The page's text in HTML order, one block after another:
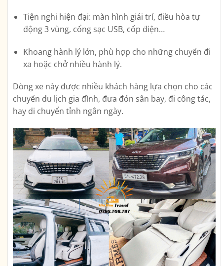
Tiện nghi hiện đại: màn hình giải trí, điều hòa tự
động 3 vùng, cổng sạc USB, cốp điện…
Khoang hành lý lớn, phù hợp cho những chuyến đi
xa hoặc chở nhiều hành lý.
Dòng xe này được nhiều khách hàng lựa chọn cho các
chuyến du lịch gia đình, đưa đón sân bay, đi công tác,
hay di chuyển tỉnh ngắn ngày.